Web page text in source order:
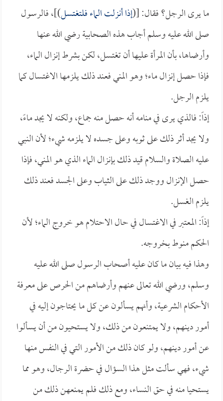
ما يرى الرجل؟ فقال: [(إذا أنزلت الماء فلتغتسل)]، فالرسول
صلى الله عليه وسلم أجاب هذه الصحابية رضي الله عنها
وأرضاها، بأن المرأة عليها أن تغتسل، لكن بشرط إنزال الماء،
فإذا حصل إنزال ماء؛ وهو المني فعند ذلك يلزمها الاغتسال كما
يلزم الرجل.
إذاً: فالذي يرى في منامه أنه حصل منه جماع، ولكنه لا يجد ماءً،
ولا يجد أثر ذلك على ثوبه وعلى جسده لا يلزمه شيء؛ لأن النبي
عليه الصلاة والسلام قيد ذلك بإنزال الماء الذي هو المني، فإذا
حصل الإنزال ووجد ذلك على الثياب وعلى الجسد فعند ذلك
يلزم الغسل.
إذاً: المعتبر في الاغتسال في حال الاحتلام هو خروج الماء؛ لأن
الحكم منوط بخروجه.
وهذا فيه بيان ما كان عليه أصحاب الرسول صلى الله عليه
وسلم، ورضي الله تعالى عنهم وأرضاهم من الحرص على معرفة
الأحكام الشرعية، وأنهم يسألون عن كل ما يحتاجون إليه في
أمور دينهم، ولا يمتنعون من ذلك، ولا يستحيون من أن يسألوا
عن أمور دينهم، ولو كان ذلك من الأمور التي في النفس منها
شيء، فهي سألت مثل هذا السؤال في حضرة الرجال، وهو مما
يستحيا منه في حق النساء، ومع ذلك فلم يمنعهن ذلك من